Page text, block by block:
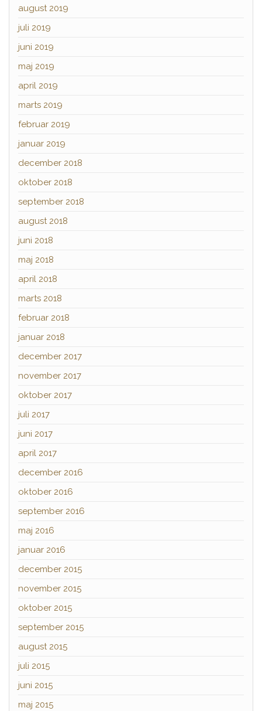
august 2019
juli 2019
juni 2019
maj 2019
april 2019
marts 2019
februar 2019
januar 2019
december 2018
oktober 2018
september 2018
august 2018
juni 2018
maj 2018
april 2018
marts 2018
februar 2018
januar 2018
december 2017
november 2017
oktober 2017
juli 2017
juni 2017
april 2017
december 2016
oktober 2016
september 2016
maj 2016
januar 2016
december 2015
november 2015
oktober 2015
september 2015
august 2015
juli 2015
juni 2015
maj 2015